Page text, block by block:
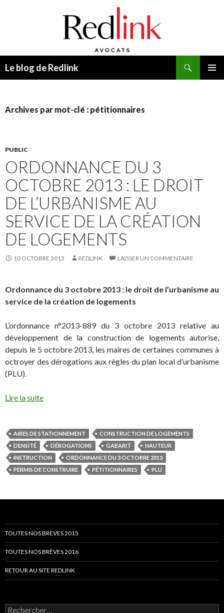
Le blog de Redlink
Archives par mot-clé : pétitionnaires
PUBLIC
ORDONNANCE DU 3
OCTOBRE 2013 : LE DROIT
DE L’URBANISME AU
SERVICE DE LA CRÉATION
DE LOGEMENTS
10 OCTOBRE 2013 REDLINK LAISSER UN COMMENTAIRE
Ordonnance du 3 octobre 2013 : le droit de l’urbanisme au
service de la création de logements
L’ordonnance n°2013-889 du 3 octobre 2013 relative au
développement de la construction de logements autorise,
depuis le 5 octobre 2013, les maires de certaines communes à
octroyer des dérogations aux règles du plan local d’urbanisme
(PLU).
Lire la suite
AIRES DE STATIONNEMENT
CONSTRUCTION DE LOGEMENTS
DENSITÉ
DÉROGATIONS GABARIT
HAUTEUR
INSTRUCTION
ORDONNANCE DU 3 OCTOBRE 2013
PERMIS DE CONSTRUIRE
PÉTITIONNAIRES PLU
TOUTES NOS BRÈVES 2015
TOUTES NOS BRÈVES 2016
RETOUR AU SITE REDLINK
Rechercher :